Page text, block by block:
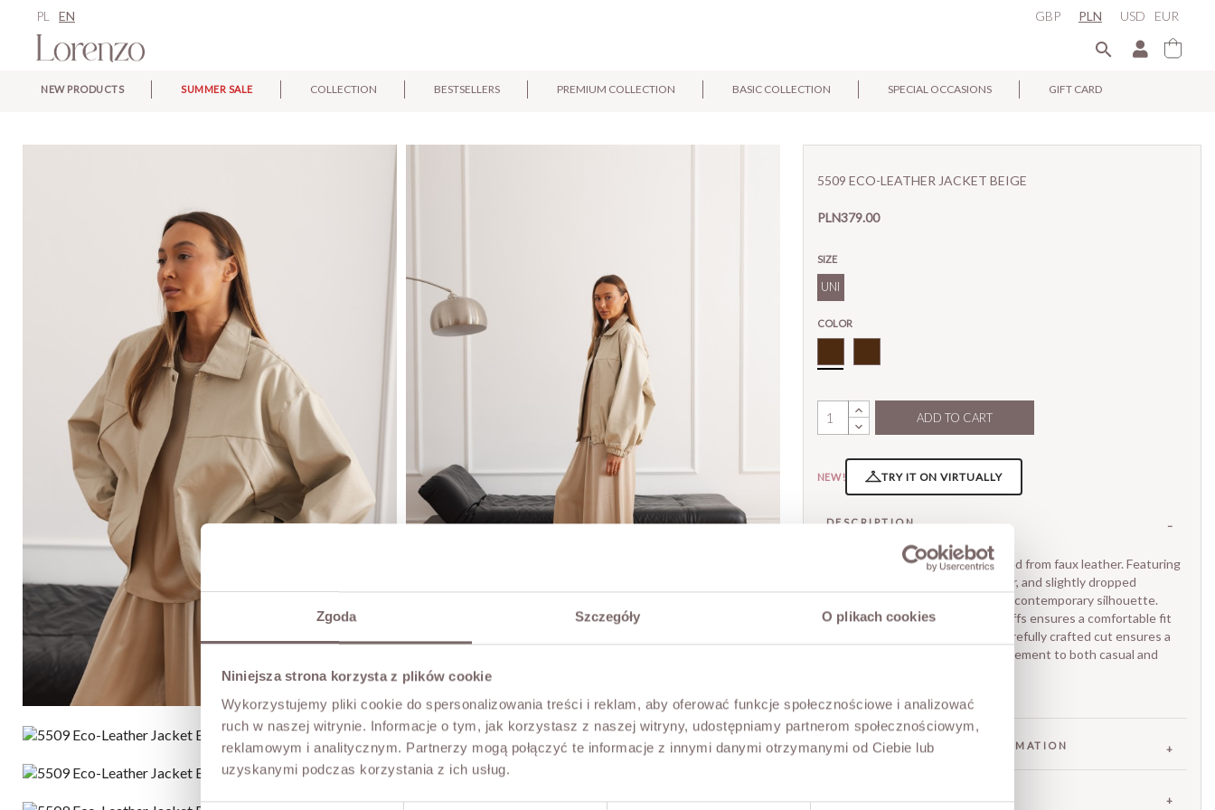
Zgoda Szczegóły O plikach cookies
Niniejsza strona korzysta z plików cookie
Wykorzystujemy pliki cookie do spersonalizowania treści i reklam, aby oferować funkcje społecznościowe i analizować
ruch w naszej witrynie. Informacje o tym, jak korzystasz z naszej witryny, udostępniamy partnerom społecznościowym,
reklamowym i analitycznym. Partnerzy mogą połączyć te informacje z innymi danymi otrzymanymi od Ciebie lub
uzyskanymi podczas korzystania z ich usług.
PL EN EUR
GBP PLN USD

NEW PRODUCTS SUMMER SALE COLLECTION BESTSELLERS PREMIUM COLLECTION BASIC COLLECTION SPECIAL OCCASIONS GIFT CARD
5509 ECO-LEATHER JACKET BEIGE
PLN379.00
SIZE
UNI
COLOR
ADD TO CART
NEW! TRY IT ON VIRTUALLY
DESCRIPTION
A casual, modern jacket crafted from faux leather. Featuring
a zipper closure, a classic collar, and slightly dropped
shoulders, this jacket offers a contemporary silhouette.
Elastic trim at the hem and cuffs ensures a comfortable fit
and comfortable wear. The carefully crafted cut ensures a
flattering fit and stylish complement to both casual and
FABRIC / ADDITIONAL INFORMATION
×